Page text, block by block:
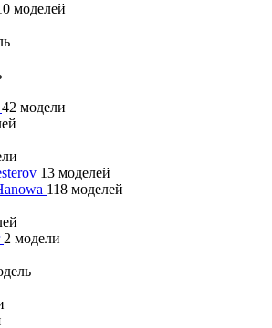
моделей
42 модели
13 моделей
118 моделей
2 модели